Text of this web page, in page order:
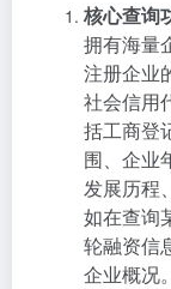
核心查询
拥有海量
注册企业
社会信用
括工商登
围、企业
发展历程
如在查询
轮融资信
企业概况。